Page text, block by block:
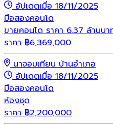
อัปเดตเมื่อ 18/11/2025
มือสองคอนโด
ขายคอนโด ราคา 6.37 ล้านบา
ราคา ฿6,369,000
นาจอมเทียน บ้านอำเภอ
อัปเดตเมื่อ 18/11/2025
มือสองคอนโด
ห้องชุด
ราคา ฿2,200,000